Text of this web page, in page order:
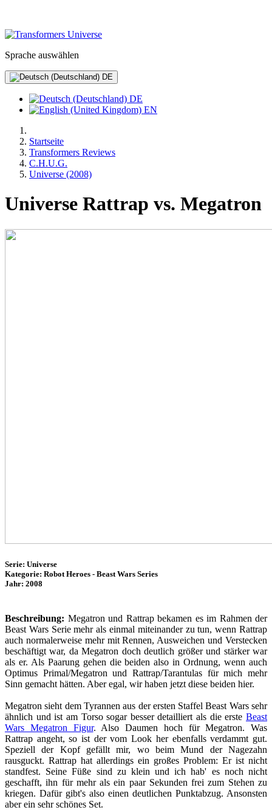
Sprache auswählen
DE
DE
EN
Startseite
Transformers Reviews
C.H.U.G.
Universe (2008)
Universe Rattrap vs. Megatron
Serie: Universe
Kategorie: Robot Heroes - Beast Wars Series
Jahr: 2008
Beschreibung: Megatron und Rattrap bekamen es im Rahmen der
Beast Wars Serie mehr als einmal miteinander zu tun, wenn Rattrap
auch normalerweise mehr mit Rennen, Ausweichen und Verstecken
beschäftigt war, da Megatron doch deutlich größer und stärker war
als er. Als Paarung gehen die beiden also in Ordnung, wenn auch
Optimus Primal/Megatron und Rattrap/Tarantulas für mich mehr
Sinn gemacht hätten. Aber egal, wir haben jetzt diese beiden hier.
Megatron sieht dem Tyrannen aus der ersten Staffel Beast Wars sehr
ähnlich und ist am Torso sogar besser detailliert als die erste Beast
Wars Megatron Figur. Also Daumen hoch für Megatron. Was
Rattrap angeht, so ist der vom Look her ebenfalls verdammt gut.
Speziell der Kopf gefällt mir, wo beim Mund der Nagezahn
rausguckt. Rattrap hat allerdings ein großes Problem: Er ist nicht
standfest. Seine Füße sind zu klein und ich hab' es noch nicht
geschafft, ihn für mehr als ein paar Sekunden frei zum Stehen zu
kriegen. Dafür gibt's also einen deutlichen Punktabzug. Ansonsten
aber ein sehr schönes Set.